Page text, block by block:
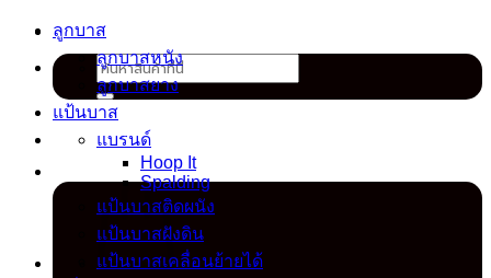
ค้นหา:
ลูกบาส
ลูกบาสหนัง
ลูกบาสยาง
แป้นบาส
แบรนด์
Hoop It
Spalding
แป้นบาสติดผนัง
แป้นบาสฝังดิน
แป้นบาสเคลื่อนย้ายได้